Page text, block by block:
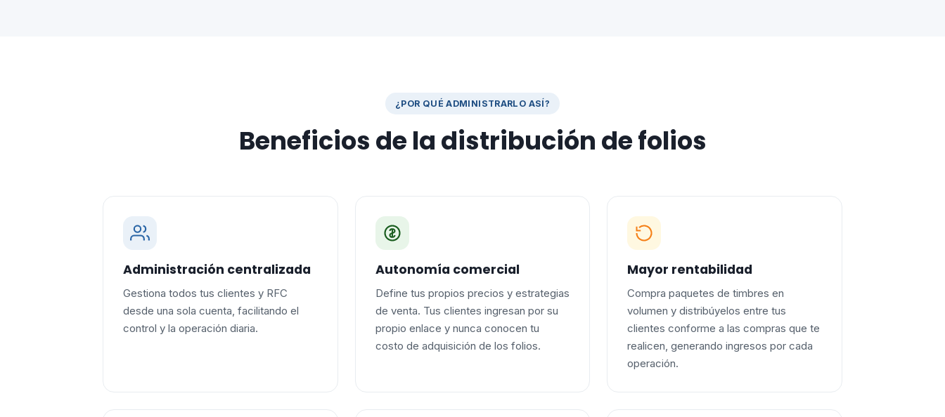
¿POR QUÉ ADMINISTRARLO ASÍ?
Beneficios de la distribución de folios
Administración centralizada
Gestiona todos tus clientes y RFC
desde una sola cuenta, facilitando el
control y la operación diaria.
Autonomía comercial
Define tus propios precios y estrategias
de venta. Tus clientes ingresan por su
propio enlace y nunca conocen tu
costo de adquisición de los folios.
Mayor rentabilidad
Compra paquetes de timbres en
volumen y distribúyelos entre tus
clientes conforme a las compras que te
realicen, generando ingresos por cada
operación.